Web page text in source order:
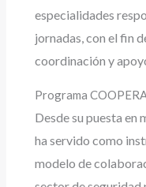
especialidades
jornadas, con el fin
coordinación y
Programa COOPERA
Desde su puesta en
ha servido como
modelo de